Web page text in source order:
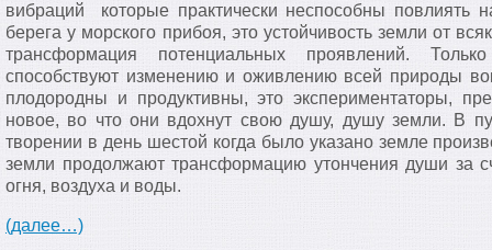
вибраций которые практически неспособны повлиять
берега у морского прибоя, это устойчивость земли от
трансформация потенциальных проявлений.
способствуют изменению и оживлению всей природы
плодородны и продуктивны, это экспериментаторы,
новое, во что они вдохнут свою душу, душу земли. В
творении в день шестой когда было указано земле
земли продолжают трансформацию утончения души за
огня, воздуха и воды.
(далее…)